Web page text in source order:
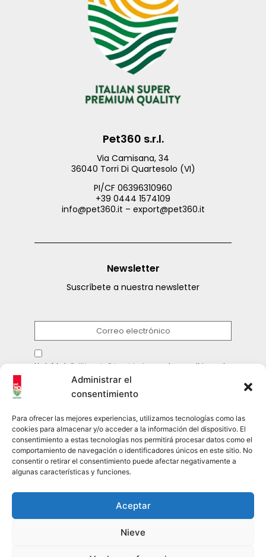
Administrar el
consentimiento
Para ofrecer las mejores experiencias, utilizamos tecnologías como las
cookies para almacenar y/o acceder a la información del dispositivo. El
consentimiento a estas tecnologías nos permitirá procesar datos como el
comportamiento de navegación o identificadores únicos en este sitio. No
consentir o retirar el consentimiento puede afectar negativamente a
algunas características y funciones.
Aceptar
Nieve
Pet360 s.r.l.
Via Camisana, 34
36040 Torri Di Quartesolo (VI)
PI/CF 06396310960
+39 0444 1574109
info@pet360.it – export@pet360.it
Newsletter
Suscríbete a nuestra newsletter
He leído la Política de Privacidad y acepto suscribirme al
ENVIAR
Síguenos en las redes sociales
@pet360_oficial
pet breeder channel